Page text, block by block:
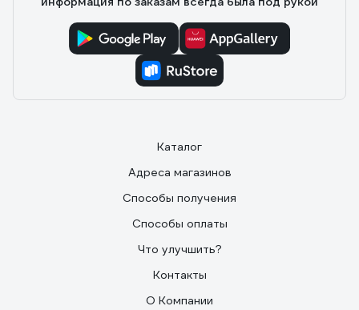
банки, масло по боковой трубочке наполняет мерную
ёмкость. 20 мл на 1 литр бензина. Выливаем масло из
мерной емкости в бензин. Закрываем, убираем в
темное место.
Каталог
Адреса магазинов
Способы получения
Способы оплаты
Что улучшить?
Контакты
О Компании